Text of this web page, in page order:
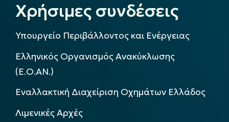
Χρήσιμες συνδέσεις
Υπουργείο Περιβάλλοντος και Ενέργειας
Ελληνικός Οργανισμός Ανακύκλωσης
(Ε.Ο.ΑΝ.)
Εναλλακτική Διαχείριση Οχημάτων Ελλάδος
Λιμενικές Αρχές